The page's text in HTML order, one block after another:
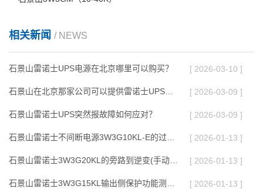
相关新闻 / NEWS
石景山雷诺士UPS电源在北京哪里可以购买？ [ 2026-03-10 ]
[ 2026-03-09 ]
石景山雷诺士UPS突然报故障如何应对？ [ 2026-03-09 ]
[ 2026-01-13 ]
[ 2026-01-13 ]
[ 2026-01-13 ]